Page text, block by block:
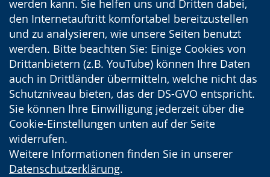
werden kann. Sie helfen uns und Dritten dabei,
den Internetauftritt komfortabel bereitzustellen
und zu analysieren, wie unsere Seiten benutzt
werden. Bitte beachten Sie: Einige Cookies von
Drittanbietern (z.B. YouTube) können Ihre Daten
auch in Drittländer übermitteln, welche nicht das
Schutzniveau bieten, das der DS-GVO entspricht.
Sie können Ihre Einwilligung jederzeit über die
Cookie-Einstellungen unten auf der Seite
widerrufen.
Weitere Informationen finden Sie in unserer
Datenschutzerklärung.